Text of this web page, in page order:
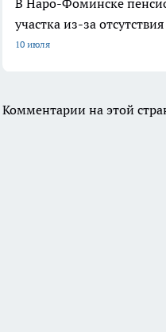
В Наро-Фоминске
участка из-за
10 июля
Комментарии на этой